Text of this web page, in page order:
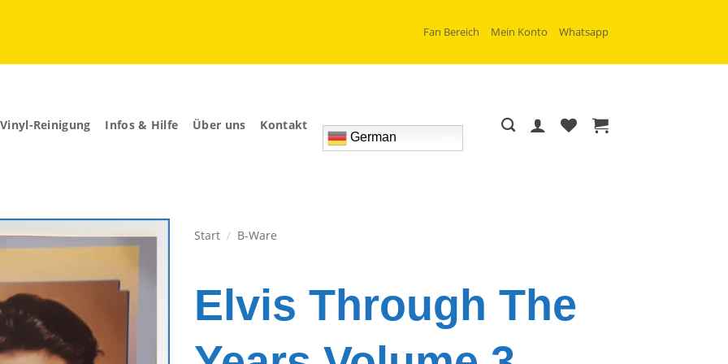
Fan Bereich Mein Konto Whatsapp
Vinyl-Reinigung Infos & Hilfe Über uns Kontakt
German
Wunschliste
Start / B-Ware
Elvis Through The